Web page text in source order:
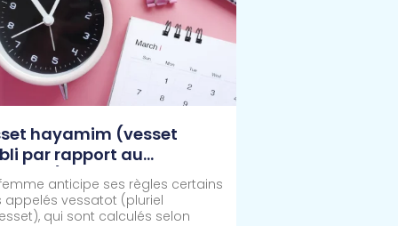
hayamim (vesset
par rapport au
anticipe ses règles certains
appelés vessatot (pluriel
qui sont calculés selon